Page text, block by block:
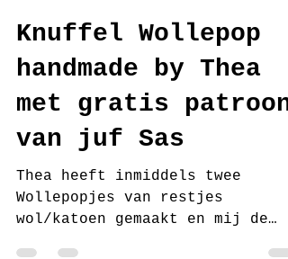
juf Sas
27 nov 2017
7 minuten om te lezen
Knuffel Wollepop
handmade by Thea